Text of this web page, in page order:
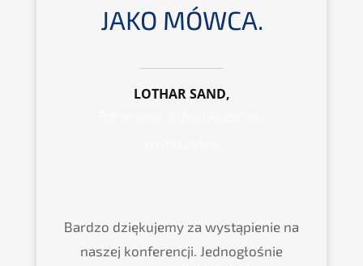
JAKO MÓWCA.
LOTHAR SAND,
Bardzo dziękujemy za wystąpienie na
naszej konferencji. Jednogłośnie